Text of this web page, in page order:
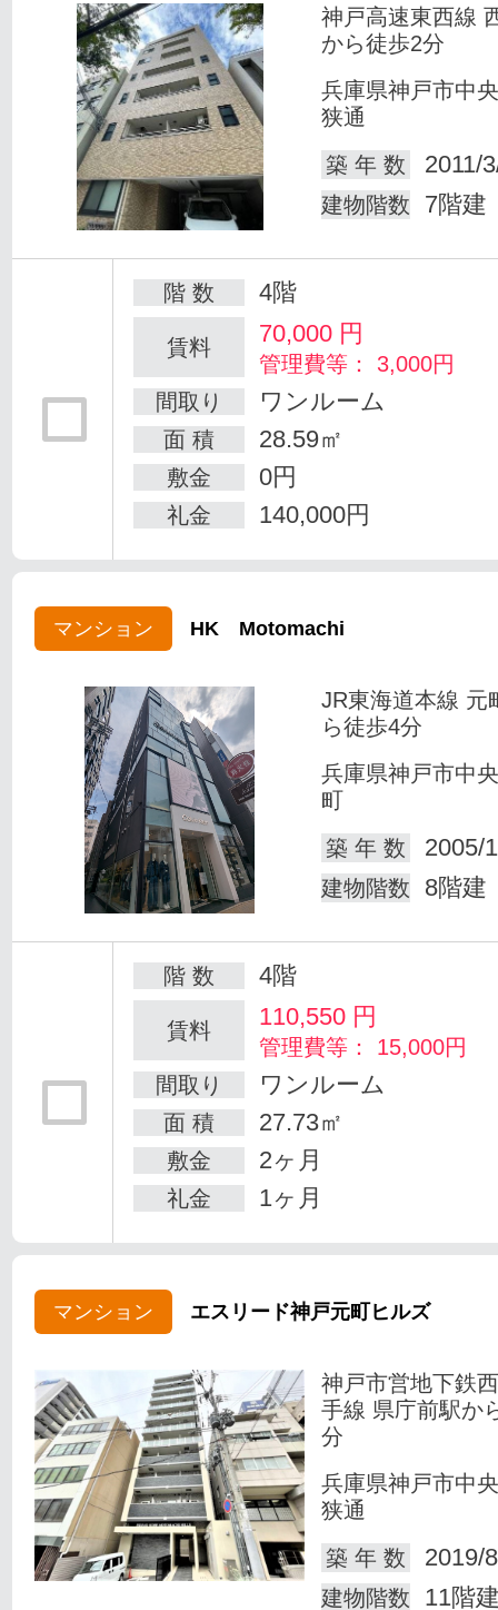
神戸高速東西線
から徒歩2分
兵庫県神戸市中
狭通
築 年 数
2011/
建物階数 7階建
階 数 4階
賃料 70,000 円
管理費等： 3,000円
間取り
ワンルーム
面 積 28.59㎡
敷金 0円
礼金 140,000円
マンション HK Motomachi
JR東海道本線 元
ら徒歩4分
兵庫県神戸市中
町
築 年 数
2005/
建物階数 8階建
階 数 4階
賃料 110,550 円
管理費等： 15,000円
間取り
ワンルーム
面 積 27.73㎡
敷金 2ヶ月
礼金 1ヶ月
マンション エスリード神戸元町ヒルズ
神戸市営地下鉄
手線 県庁前駅か
分
兵庫県神戸市中
狭通
築 年 数
2019/
建物階数 11階